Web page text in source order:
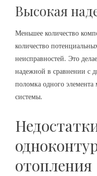
Высокая
Меньшее количество
количество
неисправностей. Это
надежной в сравнении с
поломка одного элемента
системы.
отопления